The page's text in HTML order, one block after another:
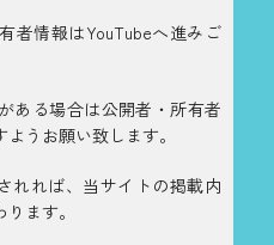
者情報はYouTubeへ進みご
ある場合は公開者・所有者
うお願い致します。
れれば、当サイトの掲載内
ます。